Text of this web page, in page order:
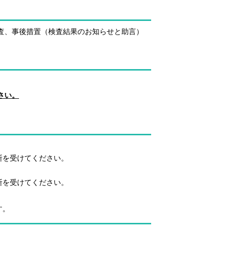
事後措置（検査結果のお知らせと助言）
。
けてください。
けてください。